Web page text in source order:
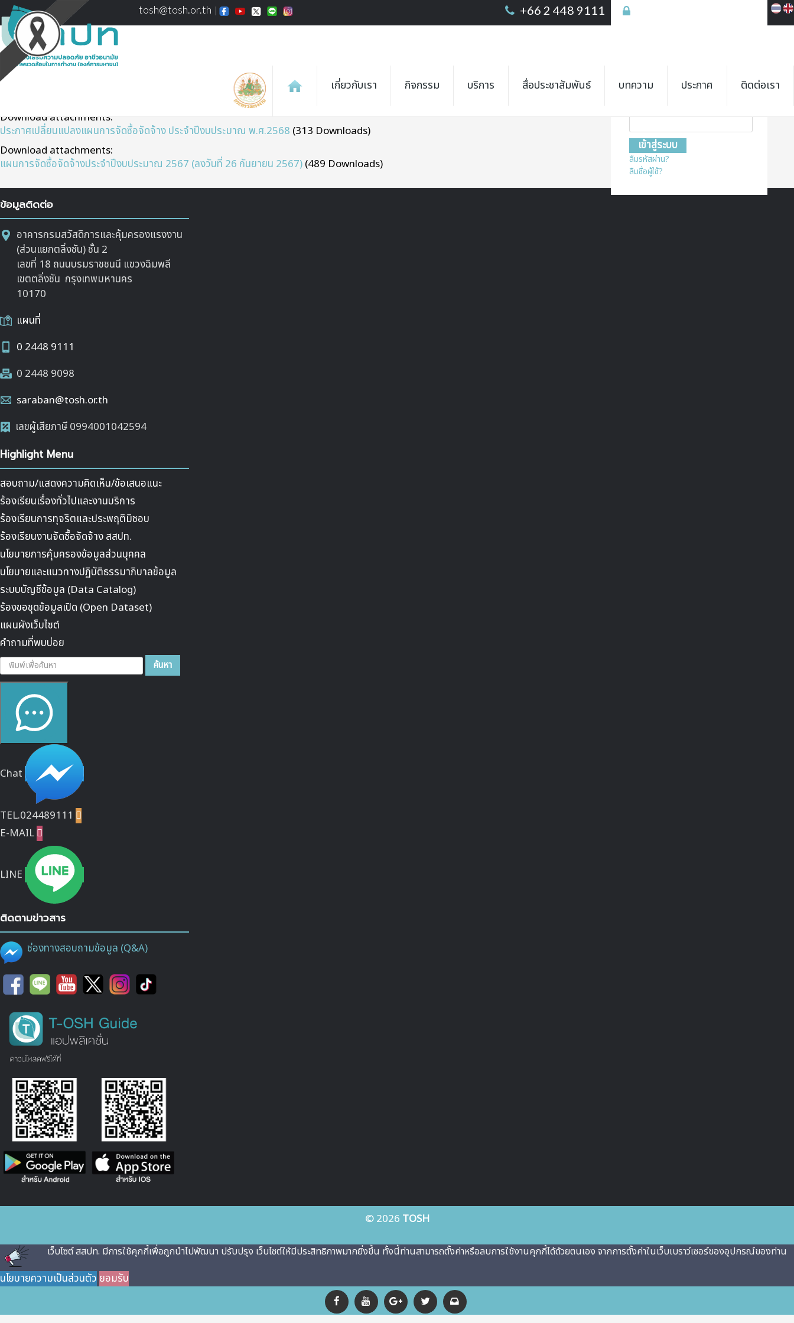
tosh@tosh.or.th +66 2 448 9111 เข้าสู่ระบบ
ลืมรหัสผ่าน?
ลืมชื่อผู้ใช้?
เกี่ยวกับเรา กิจกรรม บริการ สื่อประชาสัมพันธ์ บทความ ประกาศ ติดต่อเรา
แผนการจัดซื้อจัดจ้างปีงบประมาณ 2568
Download attachments:
ประกาศเปลี่ยนแปลงแผนการจัดซื้อจัดจ้าง ประจำปีงบประมาณ พ.ศ.2568 (313 Downloads)
Download attachments:
แผนการจัดซื้อจัดจ้างประจำปีงบประมาณ 2567 (ลงวันที่ 26 กันยายน 2567)(489 Downloads)
ข้อมูลติดต่อ
อาคารกรมสวัสดิการและคุ้มครองแรงงาน
(ส่วนแยกตลิ่งชัน) ชั้น 2
เลขที่ 18 ถนนบรมราชชนนี แขวงฉิมพลี
เขตตลิ่งชัน กรุงเทพมหานคร
10170
แผนที่
0 2448 9111
0 2448 9098
saraban@tosh.or.th
เลขผู้เสียภาษี 0994001042594
Highlight Menu
สอบถาม/แสดงความคิดเห็น/ข้อเสนอแนะ
ร้องเรียนเรื่องทั่วไปและงานบริการ
ร้องเรียนการทุจริตและประพฤติมิชอบ
ร้องเรียนงานจัดซื้อจัดจ้าง สสปท.
นโยบายการคุ้มครองข้อมูลส่วนบุคคล
นโยบายและแนวทางปฏิบัติธรรมาภิบาลข้อมูล
ระบบบัญชีข้อมูล (Data Catalog)
ร้องขอชุดข้อมูลเปิด (Open Dataset)
แผนผังเว็บไซต์
คำถามที่พบบ่อย
ค้นหา... ค้นหา
Chat
TEL.024489111 
E-MAIL
LINE
ติดตามข่าวสาร
ช่องทางสอบถามข้อมูล (Q&A)
© 2026 TOSH
เว็บไซต์ สสปท. มีการใช้คุกกี้เพื่อถูกนําไปพัฒนา ปรับปรุง เว็บไซต์ให้มีประสิทธิภาพมากยิ่งขึ้น ทั้งนี้ท่านสามารถตั้งค่าหรือลบการใช้งานคุกกี้ได้ด้วยตนเอง จากการตั้งค่าในเว็บเบราว์เซอร์ของอุปกรณ์ของท่าน
นโยบายความเป็นส่วนตัว ยอมรับ